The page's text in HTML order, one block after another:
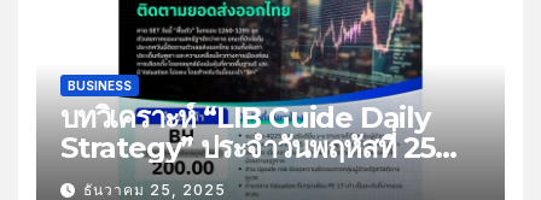
BUSINESS
บทวิเคราะห์ “LIB Guide Daily
Strategy” ประจำวันพฤหัสที่ 25
ธันวาคม 2568 หัวข้อ “ติดตามยอด
ธันวาคม 25, 2025